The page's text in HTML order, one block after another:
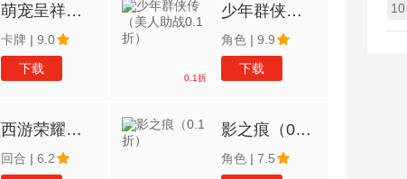
萌宠呈祥（0.1折）
卡牌 | 9.0
下载
0.1折
少年群侠传（美人助战0.1折）
角色 | 9.9
下载
西游荣耀（0.1经典回合制）
回合 | 6.2
影之痕（0.1折）
角色 | 7.5
10